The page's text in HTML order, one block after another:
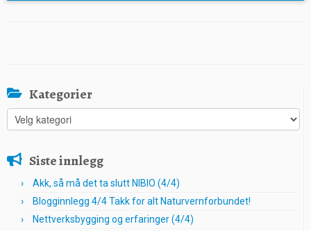
Kategorier
Kategorier
Siste innlegg
Akk, så må det ta slutt NIBIO (4/4)
Blogginnlegg 4/4 Takk for alt Naturvernforbundet!
Nettverksbygging og erfaringer (4/4)